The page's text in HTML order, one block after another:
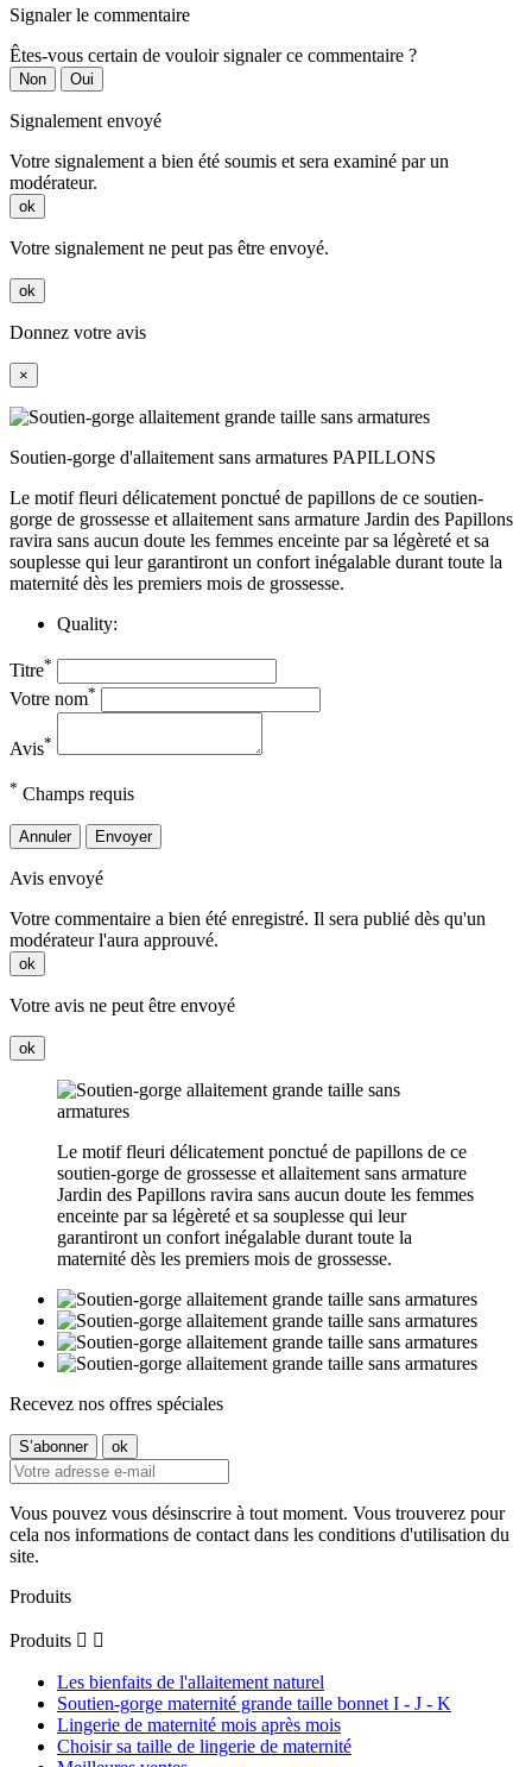
Signaler le commentaire
Êtes-vous certain de vouloir signaler ce commentaire ?
Non Oui
Signalement envoyé
Votre signalement a bien été soumis et sera examiné par un
modérateur.
ok
Votre signalement ne peut pas être envoyé.
ok
Donnez votre avis
×
Soutien-gorge d'allaitement sans armatures PAPILLONS
Le motif fleuri délicatement ponctué de papillons de ce soutien-
gorge de grossesse et allaitement sans armature Jardin des Papillons
ravira sans aucun doute les femmes enceinte par sa légèreté et sa
souplesse qui leur garantiront un confort inégalable durant toute la
maternité dès les premiers mois de grossesse.
Quality:
Titre*
Votre nom*
Avis*
* Champs requis
Annuler Envoyer
Avis envoyé
Votre commentaire a bien été enregistré. Il sera publié dès qu'un
modérateur l'aura approuvé.
ok
Votre avis ne peut être envoyé
ok
Le motif fleuri délicatement ponctué de papillons de ce
soutien-gorge de grossesse et allaitement sans armature
Jardin des Papillons ravira sans aucun doute les femmes
enceinte par sa légèreté et sa souplesse qui leur
garantiront un confort inégalable durant toute la
maternité dès les premiers mois de grossesse.
Recevez nos offres spéciales
Vous pouvez vous désinscrire à tout moment. Vous trouverez pour
cela nos informations de contact dans les conditions d'utilisation du
site.
Produits
Produits  
Les bienfaits de l'allaitement naturel
Soutien-gorge maternité grande taille bonnet I - J - K
Lingerie de maternité mois après mois
Choisir sa taille de lingerie de maternité